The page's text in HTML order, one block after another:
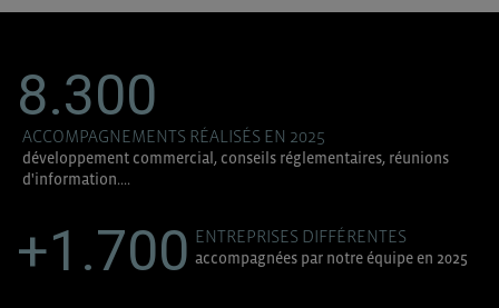
8.300
ACCOMPAGNEMENTS RÉALISÉS EN 2025
développement commercial, conseils réglementaires, réunions
d'information....
+1.700 ENTREPRISES DIFFÉRENTES
accompagnées par notre équipe en 2025